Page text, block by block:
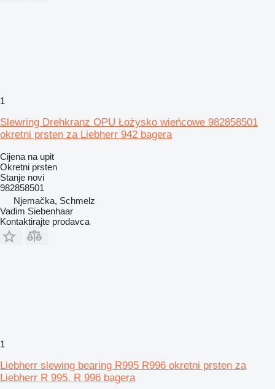
1
Slewring Drehkranz OPU Łożysko wieńcowe 982858501
okretni prsten za Liebherr 942 bagera
Cijena na upit
Okretni prsten
Stanje novi
982858501
Njemačka, Schmelz
Vadim Siebenhaar
Kontaktirajte prodavca
1
Liebherr slewing bearing R995 R996 okretni prsten za
Liebherr R 995, R 996 bagera